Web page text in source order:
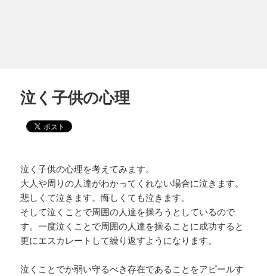
泣く子供の心理
泣く子供の心理を考えてみます。
大人や周りの人達がわかってくれない場合に泣きます。
悲しくて泣きます。悔しくても泣きます。
そして泣くことで周囲の人達を操ろうとしているので
す。一度泣くことで周囲の人達を操ることに成功すると
更にエスカレートして繰り返すようになります。
泣くことでか弱い守るべき存在であることをアピールす